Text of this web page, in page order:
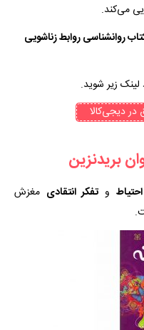
می‌کند.
روانشناسی روابط زناشویی
زیر شوید.
دیجی‌کالا
احتیاط و تفکر انتقادی مغزش